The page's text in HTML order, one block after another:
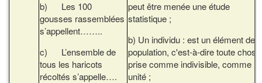
b) Les 100
gousses rassemblées
s’appellent……..
c) L’ensemble de
tous les haricots
récoltés s’appelle….
peut être menée une étude
statistique ;
b) Un individu : est un élément de
population, c'est-à-dire toute chose
prise comme indivisible, comme
unité ;